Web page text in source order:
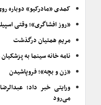
کمدی «مادرکیو» دوباره
«روز افشاگری»؛ وقتی
مریم همتیان درگذشت
نامه خانه سینما به
«زن و بچه»؛ فروپاشیدن
ورایتی خبر داد؛
می‌رود